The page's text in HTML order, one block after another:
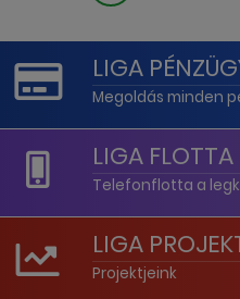
LIGA
Megoldás minden
LIGA FLOTTA
Telefonflotta a
LIGA
Projektjeink